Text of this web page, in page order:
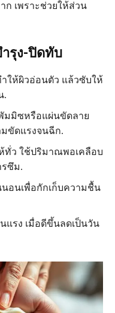
ก เพราะช่วยให้ส่วน
รุง-ปิดทับ
ำให้ผิวอ่อนตัว แล้วซับให้
.
มมิซหรือแผ่นขัดลาย
มขัดแรงจนฉีก.
ว ใช้ปริมาณพอเคลือบ
รซึม.
อนเพื่อกักเก็บความชื้น
แรง เมื่อดีขึ้นลดเป็นวัน